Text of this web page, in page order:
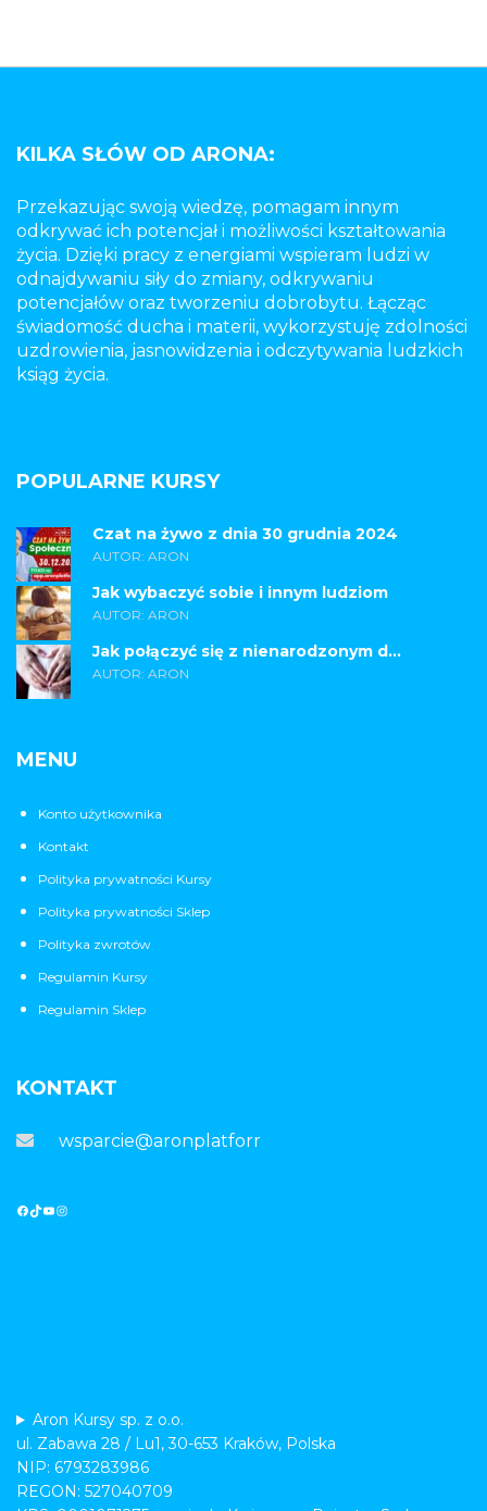
KILKA SŁÓW OD ARONA:
Przekazując swoją wiedzę, pomagam innym
odkrywać ich potencjał i możliwości kształtowania
życia. Dzięki pracy z energiami wspieram ludzi w
odnajdywaniu siły do zmiany, odkrywaniu
potencjałów oraz tworzeniu dobrobytu. Łącząc
świadomość ducha i materii, wykorzystuję zdolności
uzdrowienia, jasnowidzenia i odczytywania ludzkich
ksiąg życia.
POPULARNE KURSY
Czat na żywo z dnia 30 grudnia 2024
AUTOR: ARON
Jak wybaczyć sobie i innym ludziom
AUTOR: ARON
Jak połączyć się z nienarodzonym d...
AUTOR: ARON
MENU
Konto użytkownika
Kontakt
Polityka prywatności Kursy
Polityka prywatności Sklep
Polityka zwrotów
Regulamin Kursy
Regulamin Sklep
KONTAKT
wsparcie@aronplatforma.pl
Aron Kursy sp. z o.o.
ul. Zabawa 28 / Lu1, 30-653 Kraków, Polska
NIP: 6793283986
REGON: 527040709